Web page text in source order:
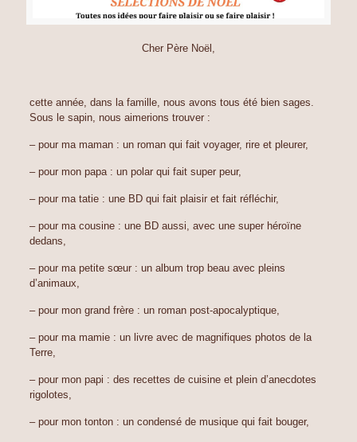
Cher Père Noël,
cette année, dans la famille, nous avons tous été bien sages.
Sous le sapin, nous aimerions trouver :
– pour ma maman : un roman qui fait voyager, rire et pleurer,
– pour mon papa : un polar qui fait super peur,
– pour ma tatie : une BD qui fait plaisir et fait réfléchir,
– pour ma cousine : une BD aussi, avec une super héroïne
dedans,
– pour ma petite sœur : un album trop beau avec pleins
d’animaux,
– pour mon grand frère : un roman post-apocalyptique,
– pour ma mamie : un livre avec de magnifiques photos de la
Terre,
– pour mon papi : des recettes de cuisine et plein d’anecdotes
rigolotes,
– pour mon tonton : un condensé de musique qui fait bouger,